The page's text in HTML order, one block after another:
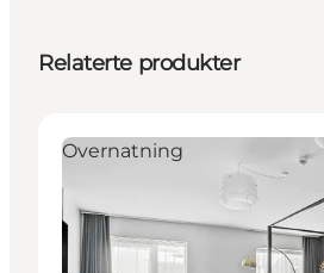
Relaterte produkter
Overnatning